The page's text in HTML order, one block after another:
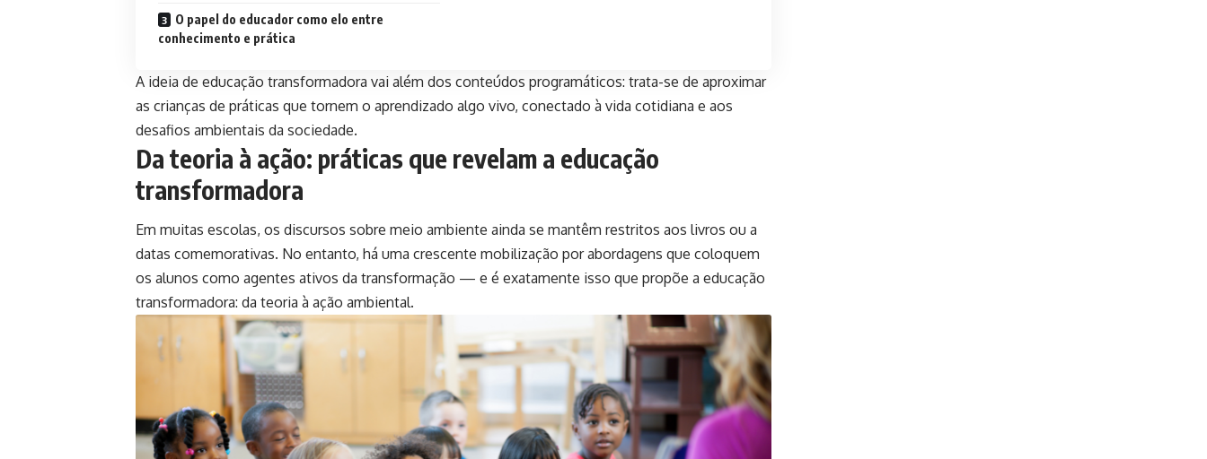
O papel do educador como elo entre
conhecimento e prática
A ideia de educação transformadora vai além dos conteúdos programáticos: trata-se de aproximar
as crianças de práticas que tornem o aprendizado algo vivo, conectado à vida cotidiana e aos
desafios ambientais da sociedade.
Da teoria à ação: práticas que revelam a educação
transformadora
Em muitas escolas, os discursos sobre meio ambiente ainda se mantêm restritos aos livros ou a
datas comemorativas. No entanto, há uma crescente mobilização por abordagens que coloquem
os alunos como agentes ativos da transformação — e é exatamente isso que propõe a educação
transformadora: da teoria à ação ambiental.